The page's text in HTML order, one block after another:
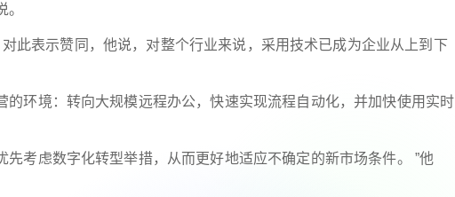
此表示赞同，他说，对整个行业来说，采用技术已成为企业从上到下
的环境：转向大规模远程办公，快速实现流程自动化，并加快使用实时
考虑数字化转型举措，从而更好地适应不确定的新市场条件。
”他